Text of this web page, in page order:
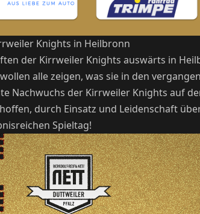
Knights in Heilbronn
der Kirrweiler Knights auswärts in
alle zeigen, was sie in den
Nachwuchs der Kirrweiler Knights auf
durch Einsatz und Leidenschaft
Spieltag!